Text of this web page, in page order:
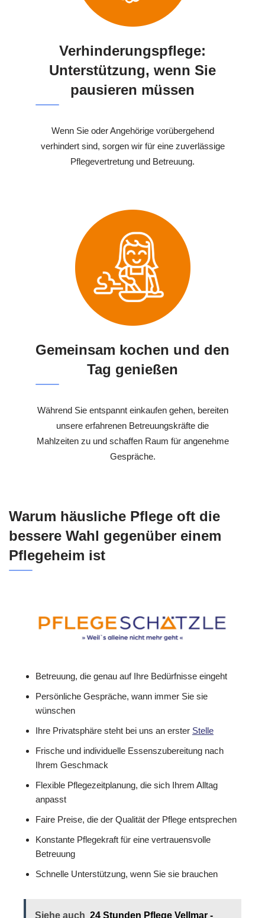
Verhinderungspflege:
Unterstützung, wenn Sie
pausieren müssen
Wenn Sie oder Angehörige vorübergehend
verhindert sind, sorgen wir für eine zuverlässige
Pflegevertretung und Betreuung.
Gemeinsam kochen und den
Tag genießen
Während Sie entspannt einkaufen gehen, bereiten
unsere erfahrenen Betreuungskräfte die
Mahlzeiten zu und schaffen Raum für angenehme
Gespräche.
Warum häusliche Pflege oft die
bessere Wahl gegenüber einem
Pflegeheim ist
Betreuung, die genau auf Ihre Bedürfnisse eingeht
Persönliche Gespräche, wann immer Sie sie
wünschen
Ihre Privatsphäre steht bei uns an erster Stelle
Frische und individuelle Essenszubereitung nach
Ihrem Geschmack
Flexible Pflegezeitplanung, die sich Ihrem Alltag
anpasst
Faire Preise, die der Qualität der Pflege entsprechen
Konstante Pflegekraft für eine vertrauensvolle
Betreuung
Schnelle Unterstützung, wenn Sie sie brauchen
Siehe auch 24 Stunden Pflege Vellmar -